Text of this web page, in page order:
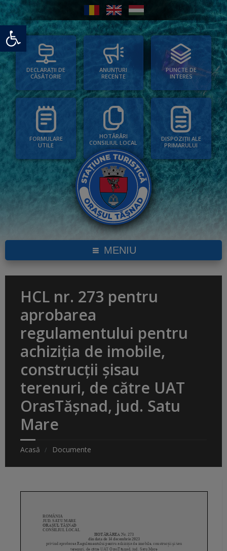
Deschide bara de unelte
DECLARAȚII DE
CĂSĂTORIE
ANUNȚURI
RECENTE
PUNCTE DE
INTERES
FORMULARE
UTILE
HOTĂRÂRI
CONSILIUL LOCAL
DISPOZIȚII ALE
PRIMARULUI
MENIU
HCL nr. 273 pentru
aprobarea
regulamentului pentru
achiziția de imobile,
construcții șisau
terenuri, de către UAT
OrasTășnad, jud. Satu
Mare
Acasă Documente